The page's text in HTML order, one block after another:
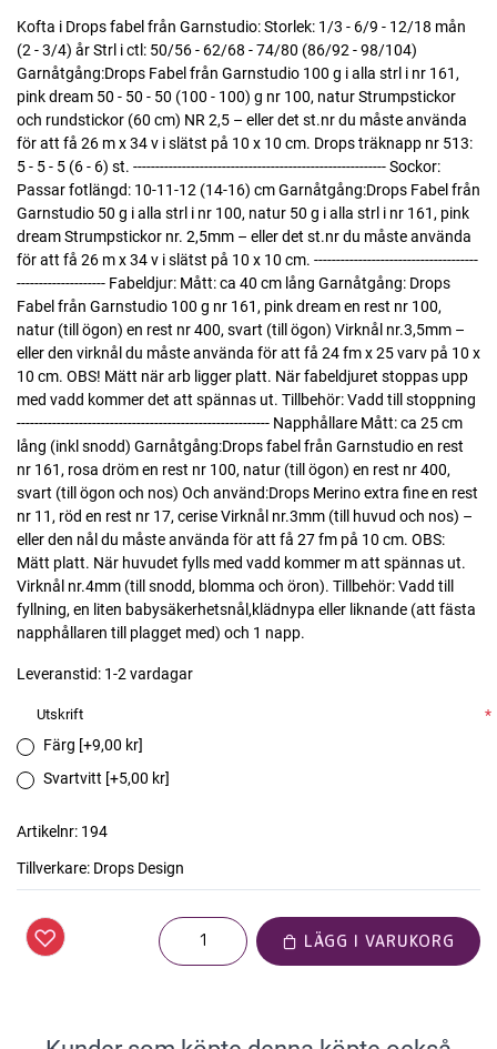
Kofta i Drops fabel från Garnstudio: Storlek: 1/3 - 6/9 - 12/18 mån
(2 - 3/4) år Strl i ctl: 50/56 - 62/68 - 74/80 (86/92 - 98/104)
Garnåtgång:Drops Fabel från Garnstudio 100 g i alla strl i nr 161,
pink dream 50 - 50 - 50 (100 - 100) g nr 100, natur Strumpstickor
och rundstickor (60 cm) NR 2,5 – eller det st.nr du måste använda
för att få 26 m x 34 v i slätst på 10 x 10 cm. Drops träknapp nr 513:
5 - 5 - 5 (6 - 6) st. --------------------------------------------------------- Sockor:
Passar fotlängd: 10-11-12 (14-16) cm Garnåtgång:Drops Fabel från
Garnstudio 50 g i alla strl i nr 100, natur 50 g i alla strl i nr 161, pink
dream Strumpstickor nr. 2,5mm – eller det st.nr du måste använda
för att få 26 m x 34 v i slätst på 10 x 10 cm. -------------------------------------
-------------------- Fabeldjur: Mått: ca 40 cm lång Garnåtgång: Drops
Fabel från Garnstudio 100 g nr 161, pink dream en rest nr 100,
natur (till ögon) en rest nr 400, svart (till ögon) Virknål nr.3,5mm –
eller den virknål du måste använda för att få 24 fm x 25 varv på 10 x
10 cm. OBS! Mätt när arb ligger platt. När fabeldjuret stoppas upp
med vadd kommer det att spännas ut. Tillbehör: Vadd till stoppning
--------------------------------------------------------- Napphållare Mått: ca 25 cm
lång (inkl snodd) Garnåtgång:Drops fabel från Garnstudio en rest
nr 161, rosa dröm en rest nr 100, natur (till ögon) en rest nr 400,
svart (till ögon och nos) Och använd:Drops Merino extra fine en rest
nr 11, röd en rest nr 17, cerise Virknål nr.3mm (till huvud och nos) –
eller den nål du måste använda för att få 27 fm på 10 cm. OBS:
Mätt platt. När huvudet fylls med vadd kommer m att spännas ut.
Virknål nr.4mm (till snodd, blomma och öron). Tillbehör: Vadd till
fyllning, en liten babysäkerhetsnål,klädnypa eller liknande (att fästa
napphållaren till plagget med) och 1 napp.
Leveranstid: 1-2 vardagar
Utskrift
*
Färg [+9,00 kr]
Svartvitt [+5,00 kr]
Artikelnr: 194
Tillverkare: Drops Design
LÄGG I VARUKORG